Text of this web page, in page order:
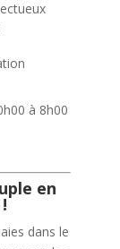
à 8h00
en
dans le